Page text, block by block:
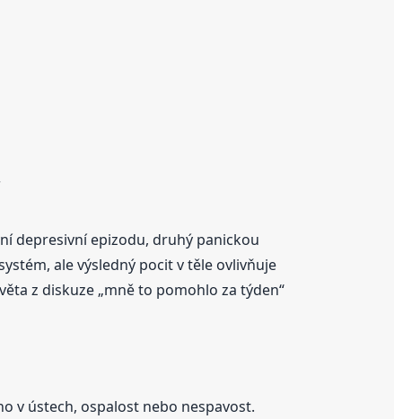
depresivní epizodu, druhý panickou
ale výsledný pocit v těle ovlivňuje
z diskuze „mně to pomohlo za týden“
v ústech, ospalost nebo nespavost.